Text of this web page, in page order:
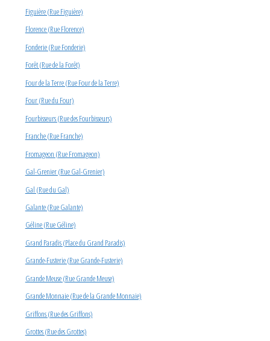
Figuière (Rue Figuière)
Florence (Rue Florence)
Fonderie (Rue Fonderie)
Forêt (Rue de la Forêt)
Four de la Terre (Rue Four de la Terre)
Four (Rue du Four)
Fourbisseurs (Rue des Fourbisseurs)
Franche (Rue Franche)
Fromageon (Rue Fromageon)
Gal-Grenier (Rue Gal-Grenier)
Gal (Rue du Gal)
Galante (Rue Galante)
Géline (Rue Géline)
Grand Paradis (Place du Grand Paradis)
Grande-Fusterie (Rue Grande-Fusterie)
Grande Meuse (Rue Grande Meuse)
Grande Monnaie (Rue de la Grande Monnaie)
Griffons (Rue des Griffons)
Grottes (Rue des Grottes)